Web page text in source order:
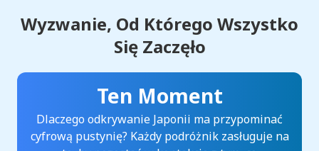
Wyzwanie, Od Którego Wszystko
Się Zaczęło
Ten Moment
Dlaczego odkrywanie Japonii ma przypominać
cyfrową pustynię? Każdy podróżnik zasługuje na